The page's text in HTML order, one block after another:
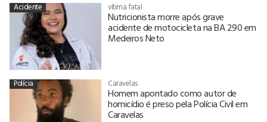
Acidente vítima fatal
Nutricionista morre após grave
acidente de motocicleta na BA 290 em
Medeiros Neto
Polícia Caravelas
Homem apontado como autor de
homicídio é preso pela Polícia Civil em
Caravelas